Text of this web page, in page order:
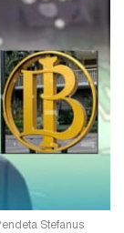
Stefanus